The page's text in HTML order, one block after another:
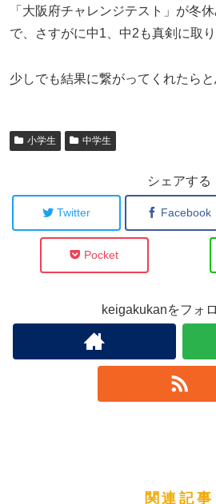
「大阪府チャレンジテスト」が冬
で、さすがに中1、中2も真剣に取り
少しでも結果に繋がってくれたらと
小学生 中学生
シェアする
Twitter Facebook
Pocket
keigakukanをフォ
関連記事